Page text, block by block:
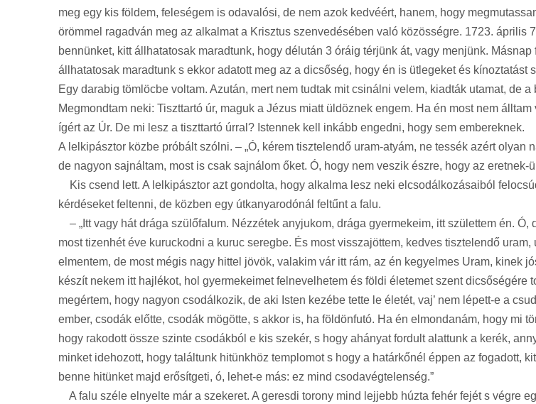
meg egy kis földem, feleségem is odavalósi, de nem azok kedvéért, hanem, hogy
örömmel ragadván meg az alkalmat a Krisztus szenvedésében való közösségre. 1723. április
bennünket, kitt állhatatosak maradtunk, hogy délután 3 óráig térjünk át, vagy menjünk.
állhatatosak maradtunk s ekkor adatott meg az a dicsőség, hogy én is ütlegeket és
Egy darabig tömlöcbe voltam. Azután, mert nem tudtak mit csinálni velem, kiadták utamat, de
Megmondtam neki: Tiszttartó úr, maguk a Jézus miatt üldöznek engem. Ha én most nem
ígért az Úr. De mi lesz a tiszttartó úrral? Istennek kell inkább engedni, hogy sem embereknek.
A lelkipásztor közbe próbált szólni. – „Ó, kérem tisztelendő uram-atyám, ne tessék azért
de nagyon sajnáltam, most is csak sajnálom őket. Ó, hogy nem veszik észre, hogy az
Kis csend lett. A lelkipásztor azt gondolta, hogy alkalma lesz neki elcsodálkozásaiból
kérdéseket feltenni, de közben egy útkanyarodónál feltűnt a falu.
– „Itt vagy hát drága szülőfalum. Nézzétek anyjukom, drága gyermekeim, itt születtem én.
most tizenhét éve kuruckodni a kuruc seregbe. És most visszajöttem, kedves tisztelendő
elmentem, de most mégis nagy hittel jövök, valakim vár itt rám, az én kegyelmes Uram, kinek
készít nekem itt hajlékot, hol gyermekeimet felnevelhetem és földi életemet szent
megértem, hogy nagyon csodálkozik, de aki Isten kezébe tette le életét, vaj’ nem lépett-e a
ember, csodák előtte, csodák mögötte, s akkor is, ha földönfutó. Ha én elmondanám, hogy mi
hogy rakodott össze szinte csodákból e kis szekér, s hogy ahányat fordult alattunk a kerék,
minket idehozott, hogy találtunk hitünkhöz templomot s hogy a határkőnél éppen az fogadott,
benne hitünket majd erősítgeti, ó, lehet-e más: ez mind csodavégtelenség.”
A falu széle elnyelte már a szekeret. A geresdi torony mind lejjebb húzta fehér fejét s végre